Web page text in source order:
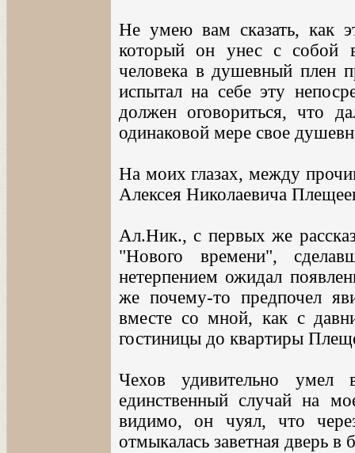
Не умею вам сказать, как
который он унес с собой
человека в душевный плен
испытал на себе эту
должен оговориться, что
одинаковой мере свое
На моих глазах, между
Алексея Николаевича
Ал.Ник., с первых же
"Нового времени",
нетерпением ожидал
же почему-то предпочел
вместе со мной, как с
гостиницы до квартиры
Чехов удивительно
единственный случай на
видимо, он чуял, что
отмыкалась заветная дверь